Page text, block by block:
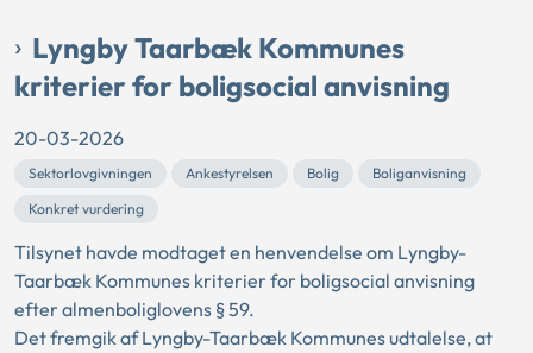
Lyngby Taarbæk Kommunes
kriterier for boligsocial anvisning
20-03-2026
Sektorlovgivningen Ankestyrelsen Bolig
Boliganvisning
Konkret vurdering
Tilsynet havde modtaget en henvendelse om Lyngby-
Taarbæk Kommunes kriterier for boligsocial anvisning
efter almenboliglovens § 59.
Det fremgik af Lyngby-Taarbæk Kommunes udtalelse, at